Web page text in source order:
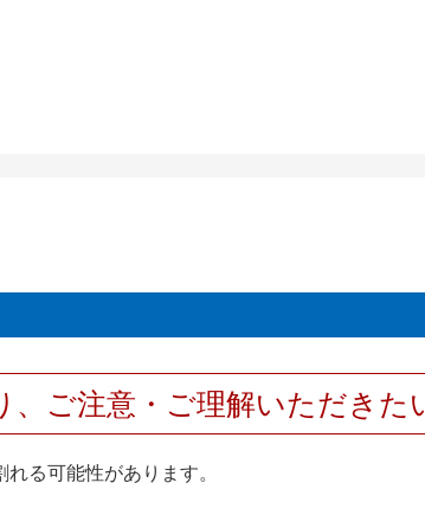
、ご注意・ご理解いただきた
る可能性があります。